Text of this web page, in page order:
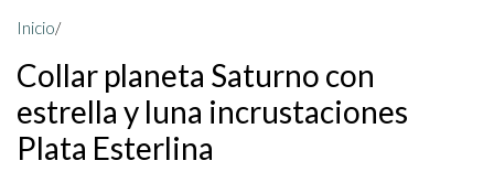
Inicio/
Collar planeta Saturno con
estrella y luna incrustaciones
Plata Esterlina